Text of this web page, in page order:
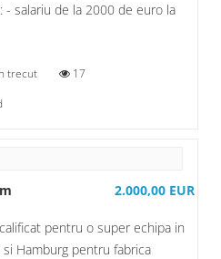
- salariu de la 2000 de euro la
trecut
17
2.000,00 EUR
pentru o super echipa in
Hamburg pentru fabrica